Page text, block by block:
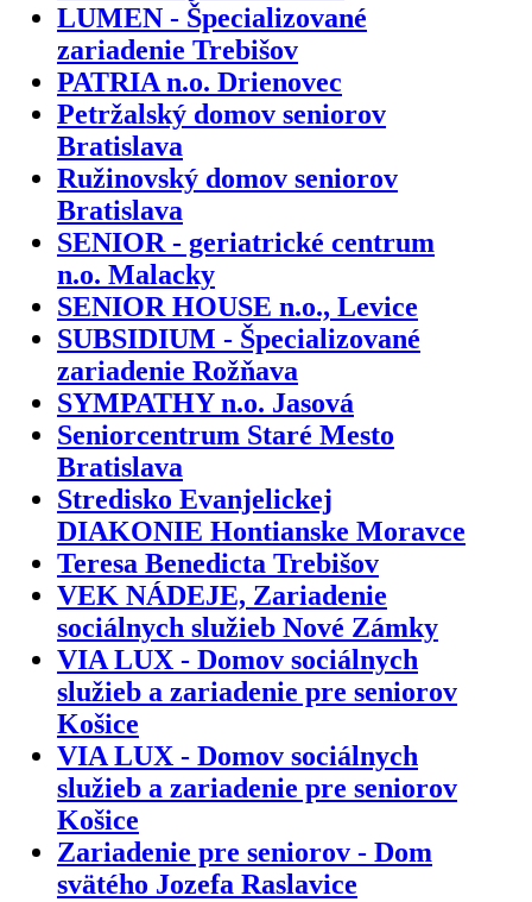
LUMEN - Špecializované
zariadenie Trebišov
PATRIA n.o. Drienovec
Petržalský domov seniorov
Bratislava
Ružinovský domov seniorov
Bratislava
SENIOR - geriatrické centrum
n.o. Malacky
SENIOR HOUSE n.o., Levice
SUBSIDIUM - Špecializované
zariadenie Rožňava
SYMPATHY n.o. Jasová
Seniorcentrum Staré Mesto
Bratislava
Stredisko Evanjelickej
DIAKONIE Hontianske Moravce
Teresa Benedicta Trebišov
VEK NÁDEJE, Zariadenie
sociálnych služieb Nové Zámky
VIA LUX - Domov sociálnych
služieb a zariadenie pre seniorov
Košice
VIA LUX - Domov sociálnych
služieb a zariadenie pre seniorov
Košice
Zariadenie pre seniorov - Dom
svätého Jozefa Raslavice